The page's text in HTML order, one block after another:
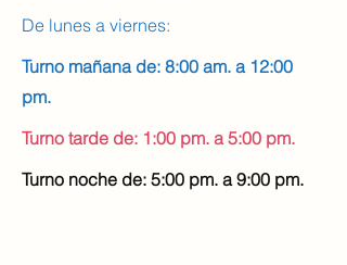
De lunes a viernes:​
Turno mañana de: 8:00 am. a 12:00
pm.
Turno tarde de: 1:00 pm. a 5:00 pm.
Turno noche de: 5:00 pm. a 9:00 pm.